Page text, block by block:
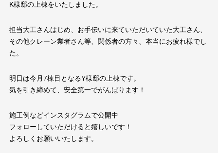
K様邸の上棟をいたしました。
担当大工さんはじめ、お手伝いに来ていただいていた大工さん、
その他クレーン業者さん等、関係者の方々、本当にお疲れ様でし
た。
明日は今月7棟目となるY様邸の上棟です。
気を引き締めて、安全第一でがんばります！
施工例などインスタグラムで公開中
フォローしていただけると嬉しいです！
よろしくお願いいたします。